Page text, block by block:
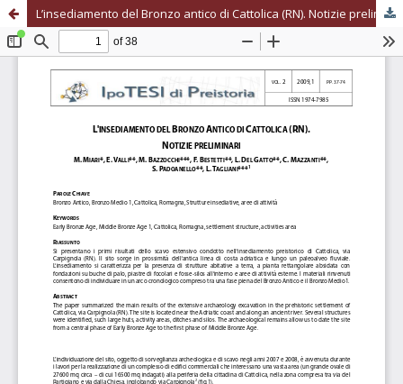
L’insediamento del Bronzo antico di Cattolica (RN). Notizie preliminari